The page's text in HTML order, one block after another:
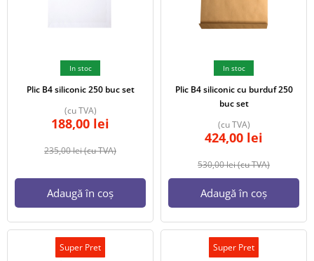
In stoc
Plic B4 siliconic 250 buc set
235,00lei(cu TVA)
188,00 lei
(cu TVA)
Adaugă în coș
In stoc
Plic B4 siliconic cu burduf 250
buc set
530,00lei(cu TVA)
424,00 lei
(cu TVA)
Adaugă în coș
Super Pret Super Pret